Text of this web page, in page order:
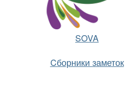
SOVA
Cборники заметок